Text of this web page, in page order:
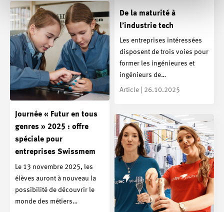
De la maturité à
l’industrie tech
Les entreprises intéressées
disposent de trois voies pour
former les ingénieures et
ingénieurs de…
Article | 26.10.2025
Journée « Futur en tous
genres » 2025 : offre
spéciale pour
entreprises Swissmem
Le 13 novembre 2025, les
élèves auront à nouveau la
possibilité de découvrir le
monde des métiers…